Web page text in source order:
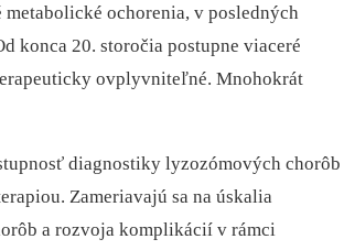
ochorenia, v posledných
konca 20. storočia postupne viaceré
ovplyvniteľné. Mnohokrát
diagnostiky lyzozómových chorôb
Zameriavajú sa na úskalia
a rozvoja komplikácií v rámci